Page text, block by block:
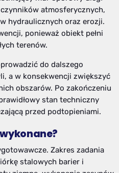
atmosferycznych,
hydraulicznych oraz erozji.
ponieważ obiekt pełni
terenów.
do dalszego
a w konsekwencji zwiększyć
obszarów. Po zakończeniu
stan techniczny
przed podtopieniami.
Zakres zadania
stalowych barier i